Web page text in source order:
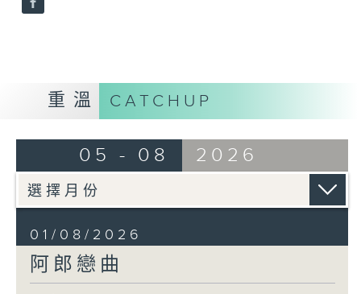
重溫 CATCHUP
05 - 08 2026
01/08/2026
阿郎戀曲